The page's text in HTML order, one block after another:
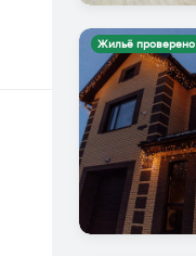
Жильё проверено